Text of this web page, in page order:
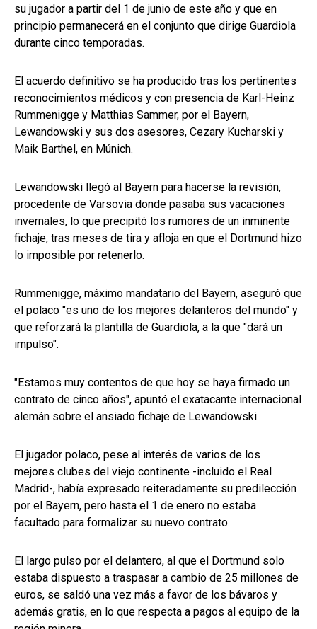
su jugador a partir del 1 de junio de este año y que en
principio permanecerá en el conjunto que dirige Guardiola
durante cinco temporadas.
El acuerdo definitivo se ha producido tras los pertinentes
reconocimientos médicos y con presencia de Karl-Heinz
Rummenigge y Matthias Sammer, por el Bayern,
Lewandowski y sus dos asesores, Cezary Kucharski y
Maik Barthel, en Múnich.
Lewandowski llegó al Bayern para hacerse la revisión,
procedente de Varsovia donde pasaba sus vacaciones
invernales, lo que precipitó los rumores de un inminente
fichaje, tras meses de tira y afloja en que el Dortmund hizo
lo imposible por retenerlo.
Rummenigge, máximo mandatario del Bayern, aseguró que
el polaco "es uno de los mejores delanteros del mundo" y
que reforzará la plantilla de Guardiola, a la que "dará un
impulso".
"Estamos muy contentos de que hoy se haya firmado un
contrato de cinco años", apuntó el exatacante internacional
alemán sobre el ansiado fichaje de Lewandowski.
El jugador polaco, pese al interés de varios de los
mejores clubes del viejo continente -incluido el Real
Madrid-, había expresado reiteradamente su predilección
por el Bayern, pero hasta el 1 de enero no estaba
facultado para formalizar su nuevo contrato.
El largo pulso por el delantero, al que el Dortmund solo
estaba dispuesto a traspasar a cambio de 25 millones de
euros, se saldó una vez más a favor de los bávaros y
además gratis, en lo que respecta a pagos al equipo de la